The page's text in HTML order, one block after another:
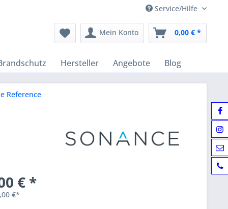
Service/Hilfe
Mein Konto 0,00 € *
Hersteller Angebote Blog
Reference
€ *
€*